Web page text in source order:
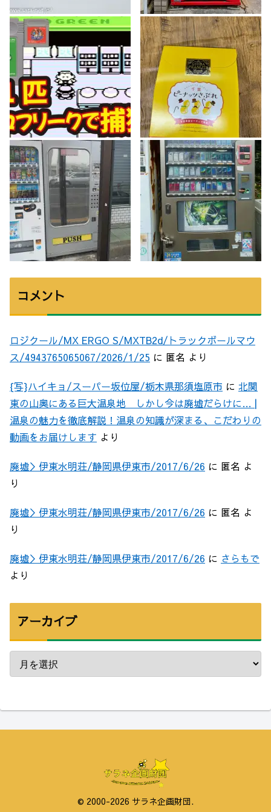
コメント
ロジクール/MX ERGO S/MXTB2d/トラックボールマウ
ス/4943765065067/2026/1/25 に 匿名 より
{写}ハイキョ/スーパー坂位屋/栃木県那須塩原市 に 北関
東の山奥にある巨大温泉地 しかし今は廃墟だらけに… |
温泉の魅力を徹底解説！温泉の知識が深まる、こだわりの
動画をお届けします より
廃墟＞伊東水明荘/静岡県伊東市/2017/6/26 に 匿名 よ
り
廃墟＞伊東水明荘/静岡県伊東市/2017/6/26 に 匿名 よ
り
廃墟＞伊東水明荘/静岡県伊東市/2017/6/26 に さらもで
より
アーカイブ
© 2000-2026 サラネ企画財団.